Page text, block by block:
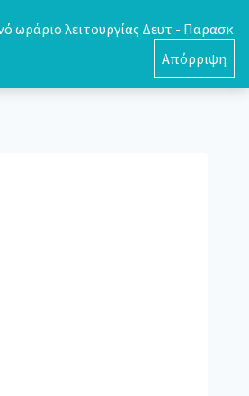
ωράριο λειτουργίας Δευτ - Παρασκ
Απόρριψη
0